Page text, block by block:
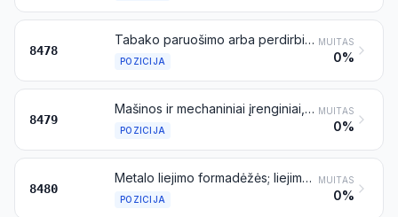
8478
Tabako paruošimo arba perdirbimo mašinos, nenurodytos kitoje šio skirsnio vietoje
POZICIJA
MUITAS
0%
8479
Mašinos ir mechaniniai įrenginiai, atliekantys tam tikras jiems būdingas funkcijas, nenurodytas kitoje šio skirsnio vietoje
POZICIJA
MUITAS
0%
8480
Metalo liejimo formadėžės; liejimo padėklai; liejimo modeliai; metalo, metalų karbidų, stiklo, mineralinių medžiagų, gumos arba plastikų liejimo formos (išskyrus luitadėžes)
POZICIJA
MUITAS
0%